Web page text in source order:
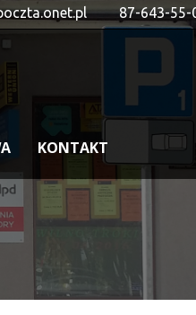
87-643-55-
KONTAKT